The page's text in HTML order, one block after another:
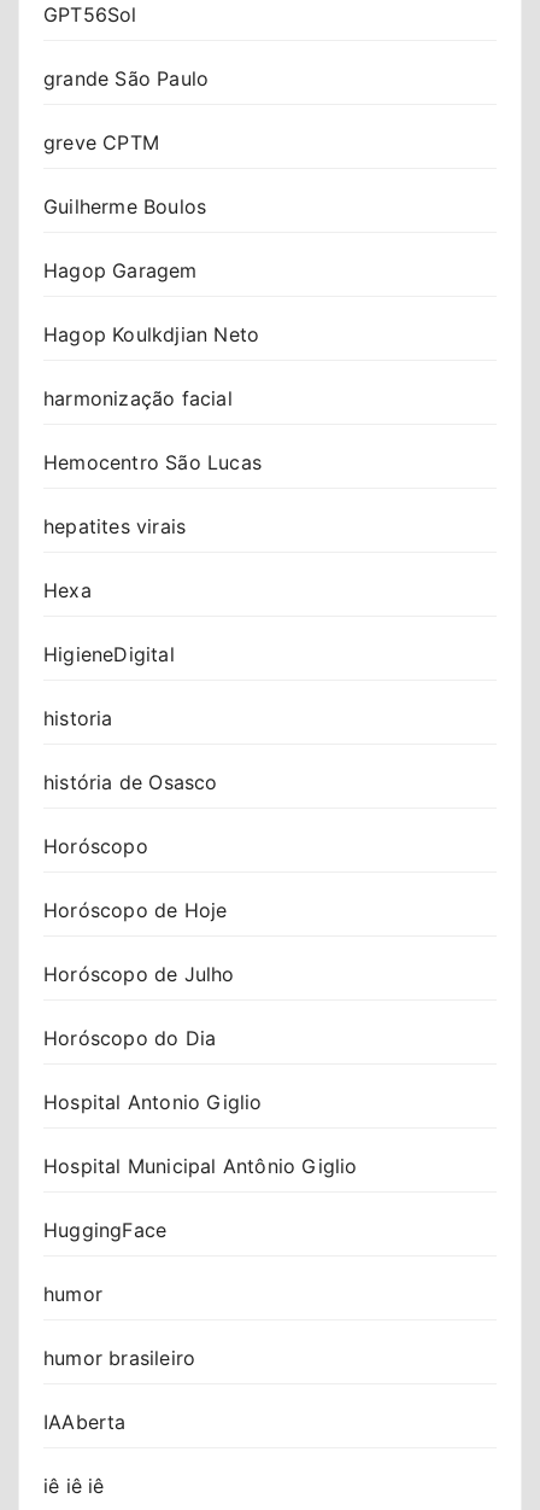
GPT56Sol
grande São Paulo
greve CPTM
Guilherme Boulos
Hagop Garagem
Hagop Koulkdjian Neto
harmonização facial
Hemocentro São Lucas
hepatites virais
Hexa
HigieneDigital
historia
história de Osasco
Horóscopo
Horóscopo de Hoje
Horóscopo de Julho
Horóscopo do Dia
Hospital Antonio Giglio
Hospital Municipal Antônio Giglio
HuggingFace
humor
humor brasileiro
IAAberta
iê iê iê